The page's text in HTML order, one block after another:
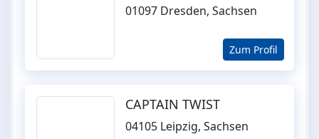
01097 Dresden, Sachsen
Zum Profil
CAPTAIN TWIST
04105 Leipzig, Sachsen